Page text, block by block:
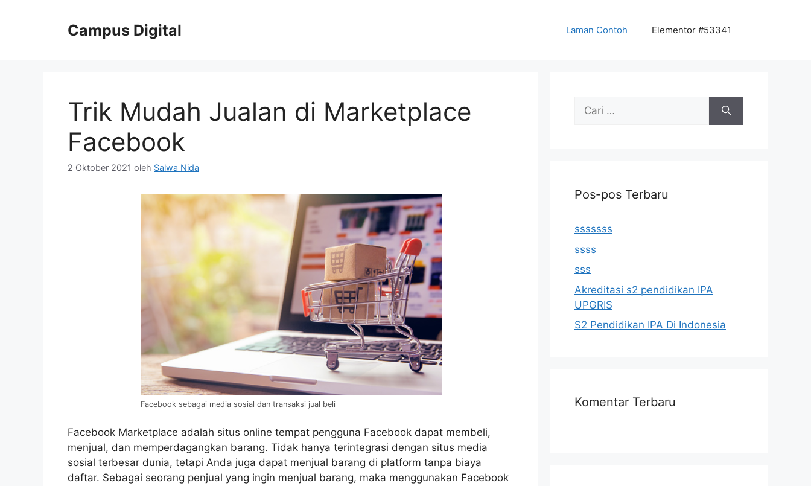
Campus Digital Laman Contoh Elementor #53341
Trik Mudah Jualan di Marketplace
Facebook
2 Oktober 2021 oleh Salwa Nida
Facebook sebagai media sosial dan transaksi jual beli
Facebook Marketplace adalah situs online tempat pengguna Facebook dapat membeli,
menjual, dan memperdagangkan barang. Tidak hanya terintegrasi dengan situs media
sosial terbesar dunia, tetapi Anda juga dapat menjual barang di platform tanpa biaya
daftar. Sebagai seorang penjual yang ingin menjual barang, maka menggunakan Facebook
Cari
Pos-pos Terbaru
sssssss
ssss
sss
Akreditasi s2 pendidikan IPA
UPGRIS
S2 Pendidikan IPA Di Indonesia
Komentar Terbaru